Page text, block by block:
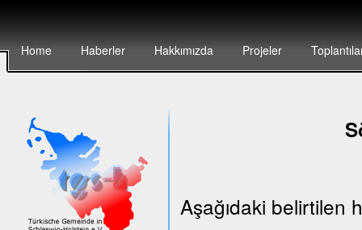
Home Haberler Hakkımızda Projeler
Aşağıdaki belirtilen